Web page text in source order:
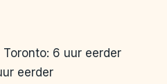
Toronto: 6 uur eerder
eerder